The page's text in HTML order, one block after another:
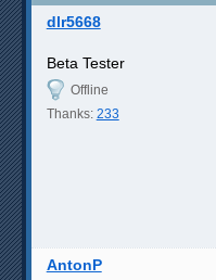
dlr5668
Beta Tester
Offline
Thanks: 233
AntonP